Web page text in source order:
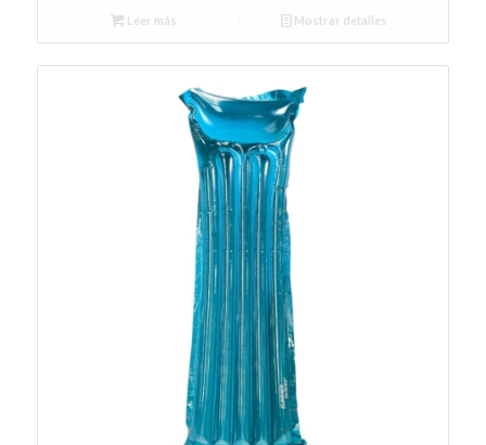
Leer más Mostrar detalles